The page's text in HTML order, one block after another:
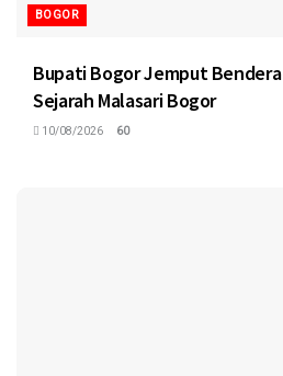
BOGOR
Bupati Bogor Jemput Bendera
Sejarah Malasari Bogor
10/08/2026 60